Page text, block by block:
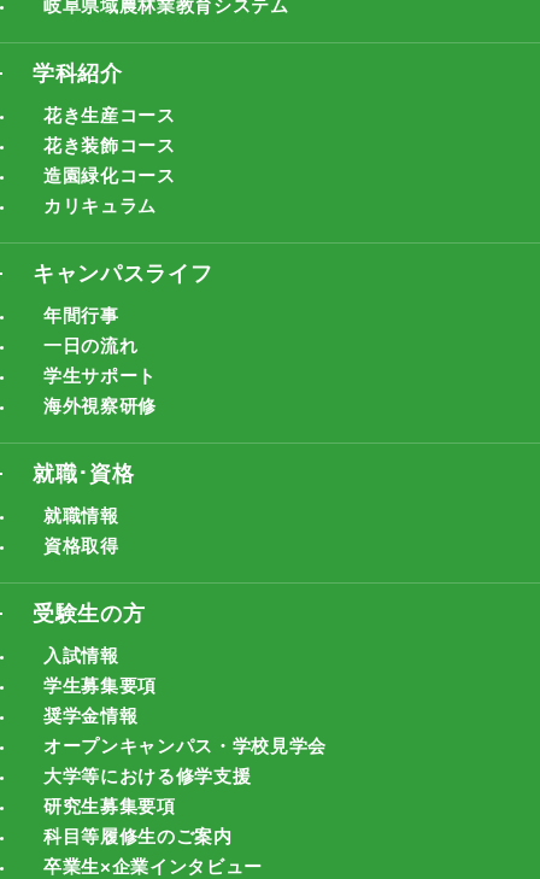
岐阜県域農林業教育システム
学科紹介
花き生産コース
花き装飾コース
造園緑化コース
カリキュラム
キャンパスライフ
年間行事
一日の流れ
学生サポート
海外視察研修
就職･資格
就職情報
資格取得
受験生の方
入試情報
学生募集要項
奨学金情報
オープンキャンパス・学校見学会
大学等における修学支援
研究生募集要項
科目等履修生のご案内
卒業生×企業インタビュー